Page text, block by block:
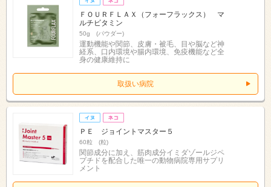
ＦＯＵＲＦＬＡＸ（フォーフラックス） マ
ルチビタミン
50g (パウダー)
運動機能や関節、皮膚・被毛、目や脳など神
経系、口内環境や腸内環境、免疫機能など全
身の健康維持に
取扱い病院
ＰＥ ジョイントマスター５
60粒 (粒)
関節成分に加え、筋肉成分イミダゾールジペ
プチドを配合した唯一の動物病院専用サプリ
メント